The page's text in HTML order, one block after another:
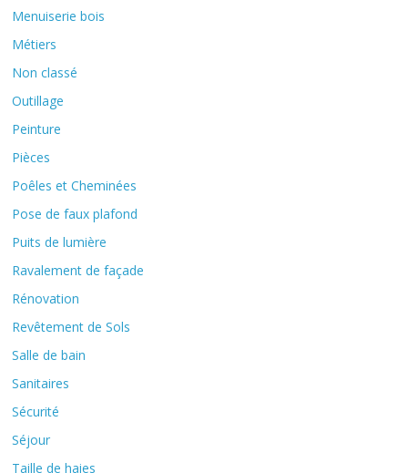
Menuiserie bois
Métiers
Non classé
Outillage
Peinture
Pièces
Poêles et Cheminées
Pose de faux plafond
Puits de lumière
Ravalement de façade
Rénovation
Revêtement de Sols
Salle de bain
Sanitaires
Sécurité
Séjour
Taille de haies